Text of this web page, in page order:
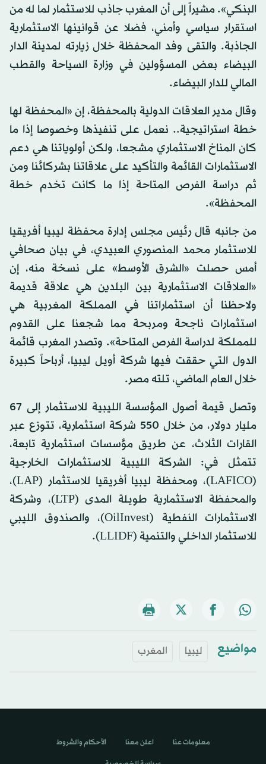
البنكي». مشيراً إلى أن المغرب جاذب للاستثمار لما له من
استقرار سياسي وأمني، فضلا عن قوانينها الاستثمارية
الجاذبة. والتقى وفد المحفظة خلال زيارته لمدينة الدار
البيضاء بعض المسؤولين في وزارة السياحة والقطب
المالي للدار البيضاء.
وقال مدير العلاقات الدولية بالمحفظة، إن «المحفظة لها
خطة استراتيجية.. نعمل على تنفيذها وخصوصا إذا ما
كان المناخ الاستثماري مشجعا، ولكن أولوياتنا هي دعم
الاستثمارات القائمة والتأكيد على علاقاتنا بشركائنا ومن
ثم دراسة الفرص المتاحة إذا ما كانت تخدم خطة
المحفظة».
من جانبه قال رئيس مجلس إدارة محفظة ليبيا أفريقيا
للاستثمار محمد المنصوري العبيدي، في بيان صحافي
أمس حصلت «الشرق الأوسط» على نسخة منه، إن
«العلاقات الاستثمارية بين البلدين هي علاقة قديمة
ولاحظنا أن استثماراتنا في المملكة المغربية هي
استثمارات ناجحة ومربحة مما شجعنا على القدوم
للمملكة لدراسة الفرص المتاحة». وتصدر المغرب قائمة
الدول التي حققت فيها شركة أويل ليبيا، أرباحاً كبيرة
خلال العام الماضي، تلته مصر.
وتصل قيمة أصول المؤسسة الليبية للاستثمار إلى 67
مليار دولار، من خلال 550 شركة استثمارية، تتوزع عبر
القارات الثلاث، عن طريق مؤسسات استثمارية تابعة،
تتمثل في: الشركة الليبية للاستثمارات الخارجية
(LAFICO)، ومحفظة ليبيا أفريقيا للاستثمار (LAP)،
والمحفظة الاستثمارية طويلة المدى (LTP)، وشركة
الاستثمارات النفطية (OilInvest)، والصندوق الليبي
للاستثمار الداخلي والتنمية (LLIDF).
مواضيع ليبيا المغرب
معلومات عنا اعلن معنا الأحكام والشروط